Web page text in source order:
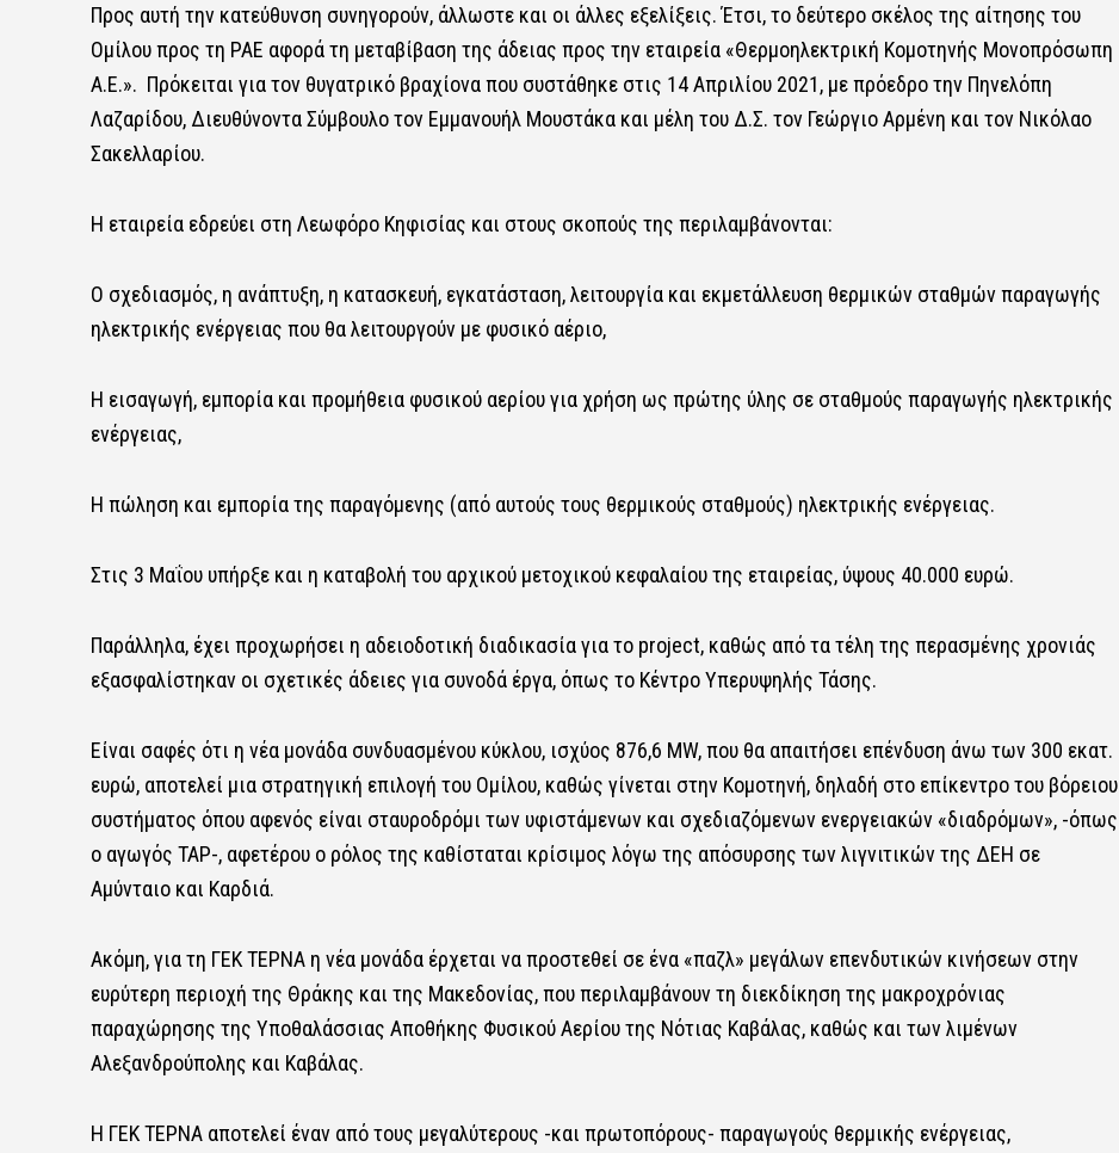
Προς αυτή την κατεύθυνση συνηγορούν, άλλωστε και οι άλλες εξελίξεις. Έτσι, το δεύτερο σκέλος της αίτησης του
Ομίλου προς τη ΡΑΕ αφορά τη μεταβίβαση της άδειας προς την εταιρεία «Θερμοηλεκτρική Κομοτηνής Μονοπρόσωπη
Α.Ε.». Πρόκειται για τον θυγατρικό βραχίονα που συστάθηκε στις 14 Απριλίου 2021, με πρόεδρο την Πηνελόπη
Λαζαρίδου, Διευθύνοντα Σύμβουλο τον Εμμανουήλ Μουστάκα και μέλη του Δ.Σ. τον Γεώργιο Αρμένη και τον Νικόλαο
Σακελλαρίου.
Η εταιρεία εδρεύει στη Λεωφόρο Κηφισίας και στους σκοπούς της περιλαμβάνονται:
Ο σχεδιασμός, η ανάπτυξη, η κατασκευή, εγκατάσταση, λειτουργία και εκμετάλλευση θερμικών σταθμών παραγωγής
ηλεκτρικής ενέργειας που θα λειτουργούν με φυσικό αέριο,
Η εισαγωγή, εμπορία και προμήθεια φυσικού αερίου για χρήση ως πρώτης ύλης σε σταθμούς παραγωγής ηλεκτρικής
ενέργειας,
Η πώληση και εμπορία της παραγόμενης (από αυτούς τους θερμικούς σταθμούς) ηλεκτρικής ενέργειας.
Στις 3 Μαΐου υπήρξε και η καταβολή του αρχικού μετοχικού κεφαλαίου της εταιρείας, ύψους 40.000 ευρώ.
Παράλληλα, έχει προχωρήσει η αδειοδοτική διαδικασία για το project, καθώς από τα τέλη της περασμένης χρονιάς
εξασφαλίστηκαν οι σχετικές άδειες για συνοδά έργα, όπως το Κέντρο Υπερυψηλής Τάσης.
Είναι σαφές ότι η νέα μονάδα συνδυασμένου κύκλου, ισχύος 876,6 MW, που θα απαιτήσει επένδυση άνω των 300 εκατ.
ευρώ, αποτελεί μια στρατηγική επιλογή του Ομίλου, καθώς γίνεται στην Κομοτηνή, δηλαδή στο επίκεντρο του βόρειου
συστήματος όπου αφενός είναι σταυροδρόμι των υφιστάμενων και σχεδιαζόμενων ενεργειακών «διαδρόμων», -όπως
ο αγωγός ΤΑΡ-, αφετέρου ο ρόλος της καθίσταται κρίσιμος λόγω της απόσυρσης των λιγνιτικών της ΔEH σε
Aμύνταιο και Kαρδιά.
Ακόμη, για τη ΓΕΚ ΤΕΡΝΑ η νέα μονάδα έρχεται να προστεθεί σε ένα «παζλ» μεγάλων επενδυτικών κινήσεων στην
ευρύτερη περιοχή της Θράκης και της Μακεδονίας, που περιλαμβάνουν τη διεκδίκηση της μακροχρόνιας
παραχώρησης της Υποθαλάσσιας Αποθήκης Φυσικού Αερίου της Νότιας Καβάλας, καθώς και των λιμένων
Αλεξανδρούπολης και Καβάλας.
Η ΓΕΚ ΤΕΡΝΑ αποτελεί έναν από τους μεγαλύτερους -και πρωτοπόρους- παραγωγούς θερμικής ενέργειας,